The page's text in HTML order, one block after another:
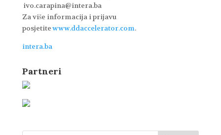
ivo.carapina@intera.ba
Za više informacija i prijavu
posjetitewww.ddaccelerator.com.
intera.ba
Partneri